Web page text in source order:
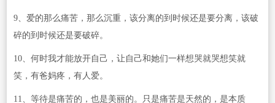
9、爱的那么痛苦，那么沉重，该分离的到时候还是要分离，该破
碎的到时候还是要破碎。
10、何时我才能放开自己，让自己和她们一样想哭就哭想笑就
笑，有爸妈疼，有人爱。
11、等待是痛苦的，也是美丽的。只是痛苦是天然的，是本质